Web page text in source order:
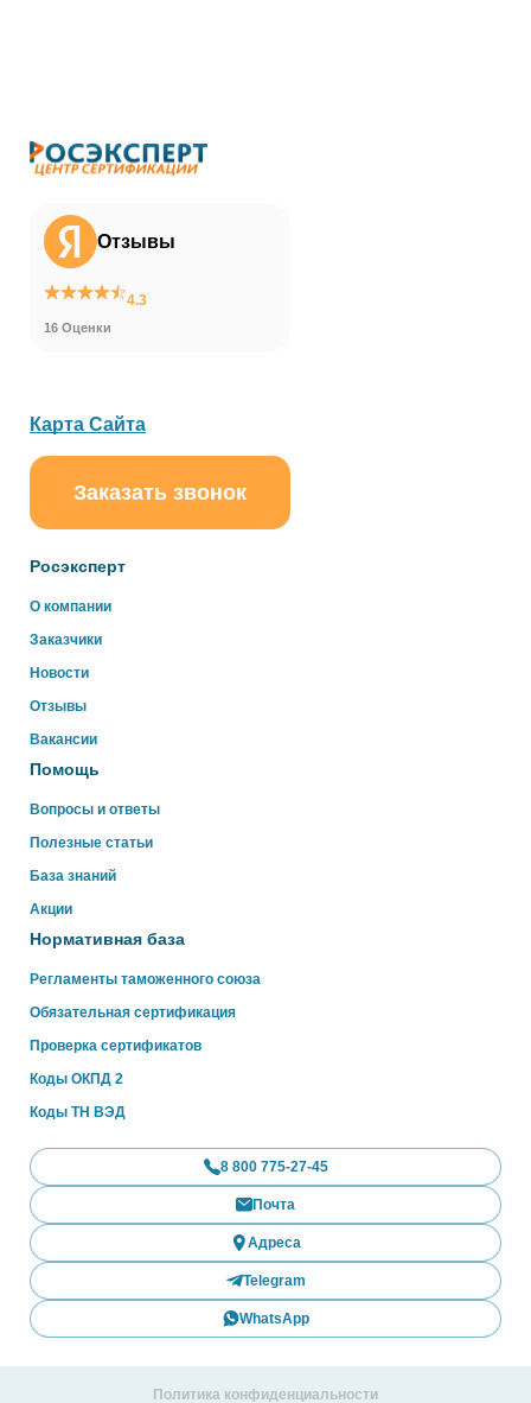
Отзывы
4.3
16 Оценки
Росэксперт
О компании
Заказчики
Новости
Отзывы
Вакансии
Помощь
Вопросы и ответы
Полезные статьи
База знаний
Акции
Нормативная база
Регламенты таможенного союза
Обязательная сертификация
Проверка сертификатов
Коды ОКПД 2
Коды ТН ВЭД
Карта Сайта
Заказать звонок
8 800 775-27-45
Почта
Адреса
Telegram
WhatsApp
Политика конфиденциальности
online
Здравствуйте!
Свяжитесь с нами через WhatsApp нажав на кнопку